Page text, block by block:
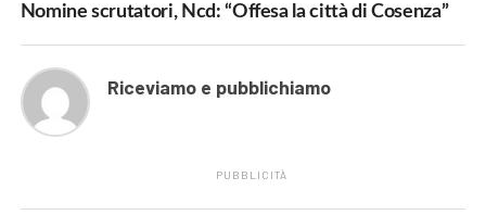
Nomine scrutatori, Ncd: “Offesa la città di Cosenza”
Riceviamo e pubblichiamo
PUBBLICITÀ